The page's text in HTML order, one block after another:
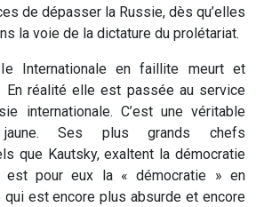
de dépasser la Russie, dès qu’elles
la voie de la dictature du prolétariat.
Internationale en faillite meurt et
En réalité elle est passée au service
internationale. C’est une véritable
jaune. Ses plus grands chefs
que Kautsky, exaltent la démocratie
est pour eux la « démocratie » en
est encore plus absurde et encore